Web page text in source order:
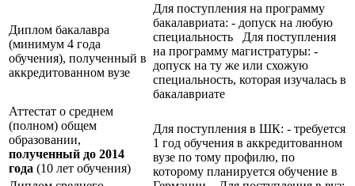
Диплом бакалавра
(минимум 4 года
обучения), полученный в
аккредитованном вузе
Для поступления на программу
бакалавриата: - допуск на любую
специальность Для поступления
на программу магистратуры: -
допуск на ту же или схожую
специальность, которая изучалась в
бакалавриате
Аттестат о среднем
(полном) общем
образовании,
полученный до 2014
года (10 лет обучения)
Для поступления в ШК: - требуется
1 год обучения в аккредитованном
вузе по тому профилю, по
которому планируется обучение в